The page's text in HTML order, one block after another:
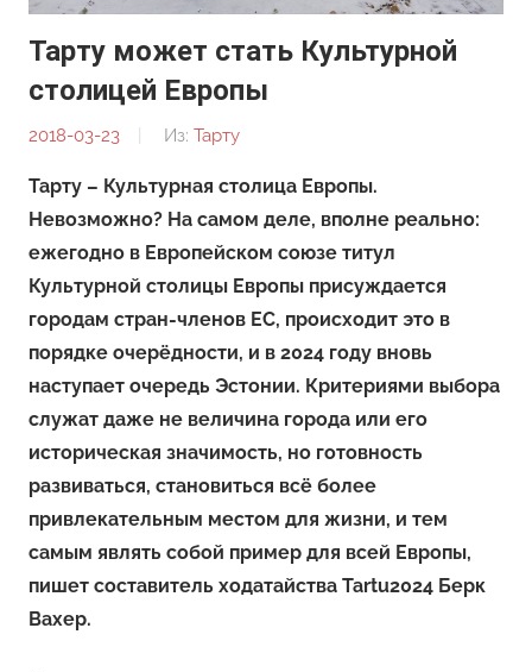
Тарту может стать Культурной
столицей Европы
2018-03-23
От:
Из: Тарту
Тарту – Культурная столица Европы.
Невозможно? На самом деле, вполне реально:
ежегодно в Европейском союзе титул
Культурной столицы Европы присуждается
городам стран-членов ЕС, происходит это в
порядке очерёдности, и в 2024 году вновь
наступает очередь Эстонии. Критериями выбора
служат даже не величина города или его
историческая значимость, но готовность
развиваться, становиться всё более
привлекательным местом для жизни, и тем
самым являть собой пример для всей Европы,
пишет составитель ходатайства Tartu2024 Берк
Вахер.